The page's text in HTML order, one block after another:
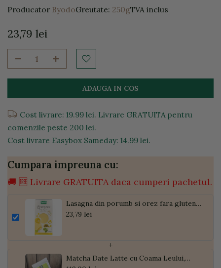
Producator ByodoGreutate: 250gTVA inclus
23,79 lei
ADAUGA IN COS
Cost livrare: 19.99 lei. Livrare GRATUITA pentru
comenzile peste 200 lei.
Cost livrare Easybox Sameday: 14.99 lei.
Cumpara impreuna cu:
🚚 🆓 Livrare GRATUITA daca cumperi pachetul.
Lasagna din porumb si orez fara gluten,
250g
23,79 lei
+
Matcha Date Latte cu Coama Leului,